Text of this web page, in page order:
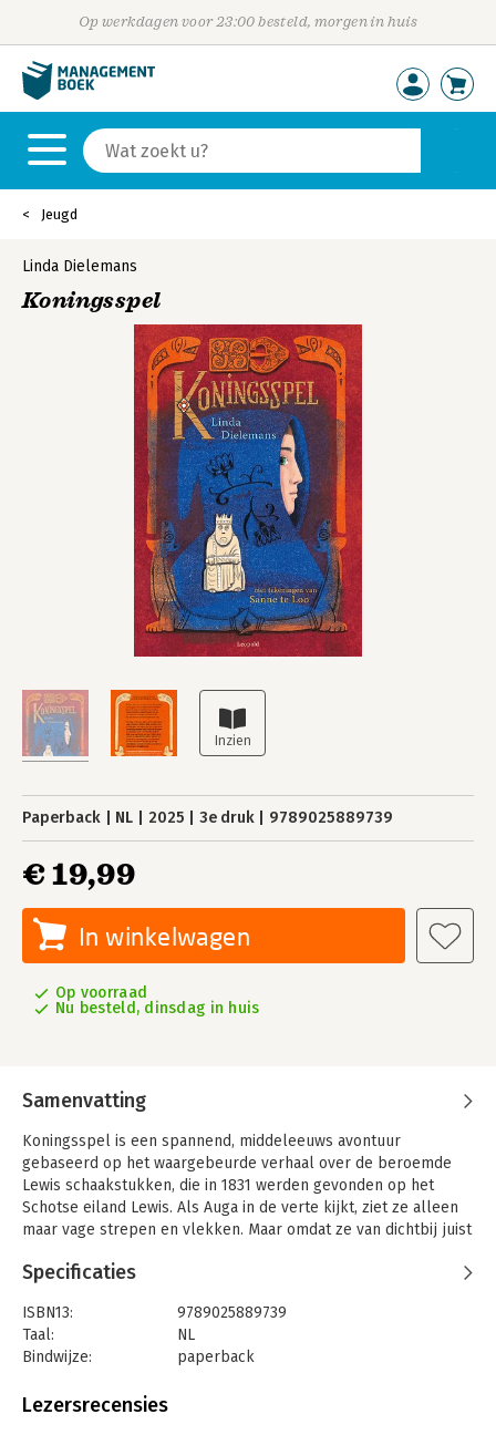
Op werkdagen voor 23:00 besteld, morgen in huis
Jeugd
Linda Dielemans
Koningsspel
Paperback NL 2025 3e druk 9789025889739
€ 19,99
In winkelwagen
Op voorraad
Nu besteld, dinsdag in huis
Samenvatting
Koningsspel is een spannend, middeleeuws avontuur
gebaseerd op het waargebeurde verhaal over de beroemde
Lewis schaakstukken, die in 1831 werden gevonden op het
Schotse eiland Lewis. Als Auga in de verte kijkt, ziet ze alleen
maar vage strepen en vlekken. Maar omdat ze van dichtbij juist
ivoor dat de jagers meebrengen van de walrusjacht. Stiekem
ongewild betrokken raakt bij een strijd tussen meedogenloze
machthebbers. Ze moet voorkomen dat haar prachtige
schaakspel in verkeerde handen terechtkomt, met gevaar voor
Specificaties
ISBN13:
9789025889739
Taal:
NL
Bindwijze:
paperback
Uitgever:
Lezersrecensies